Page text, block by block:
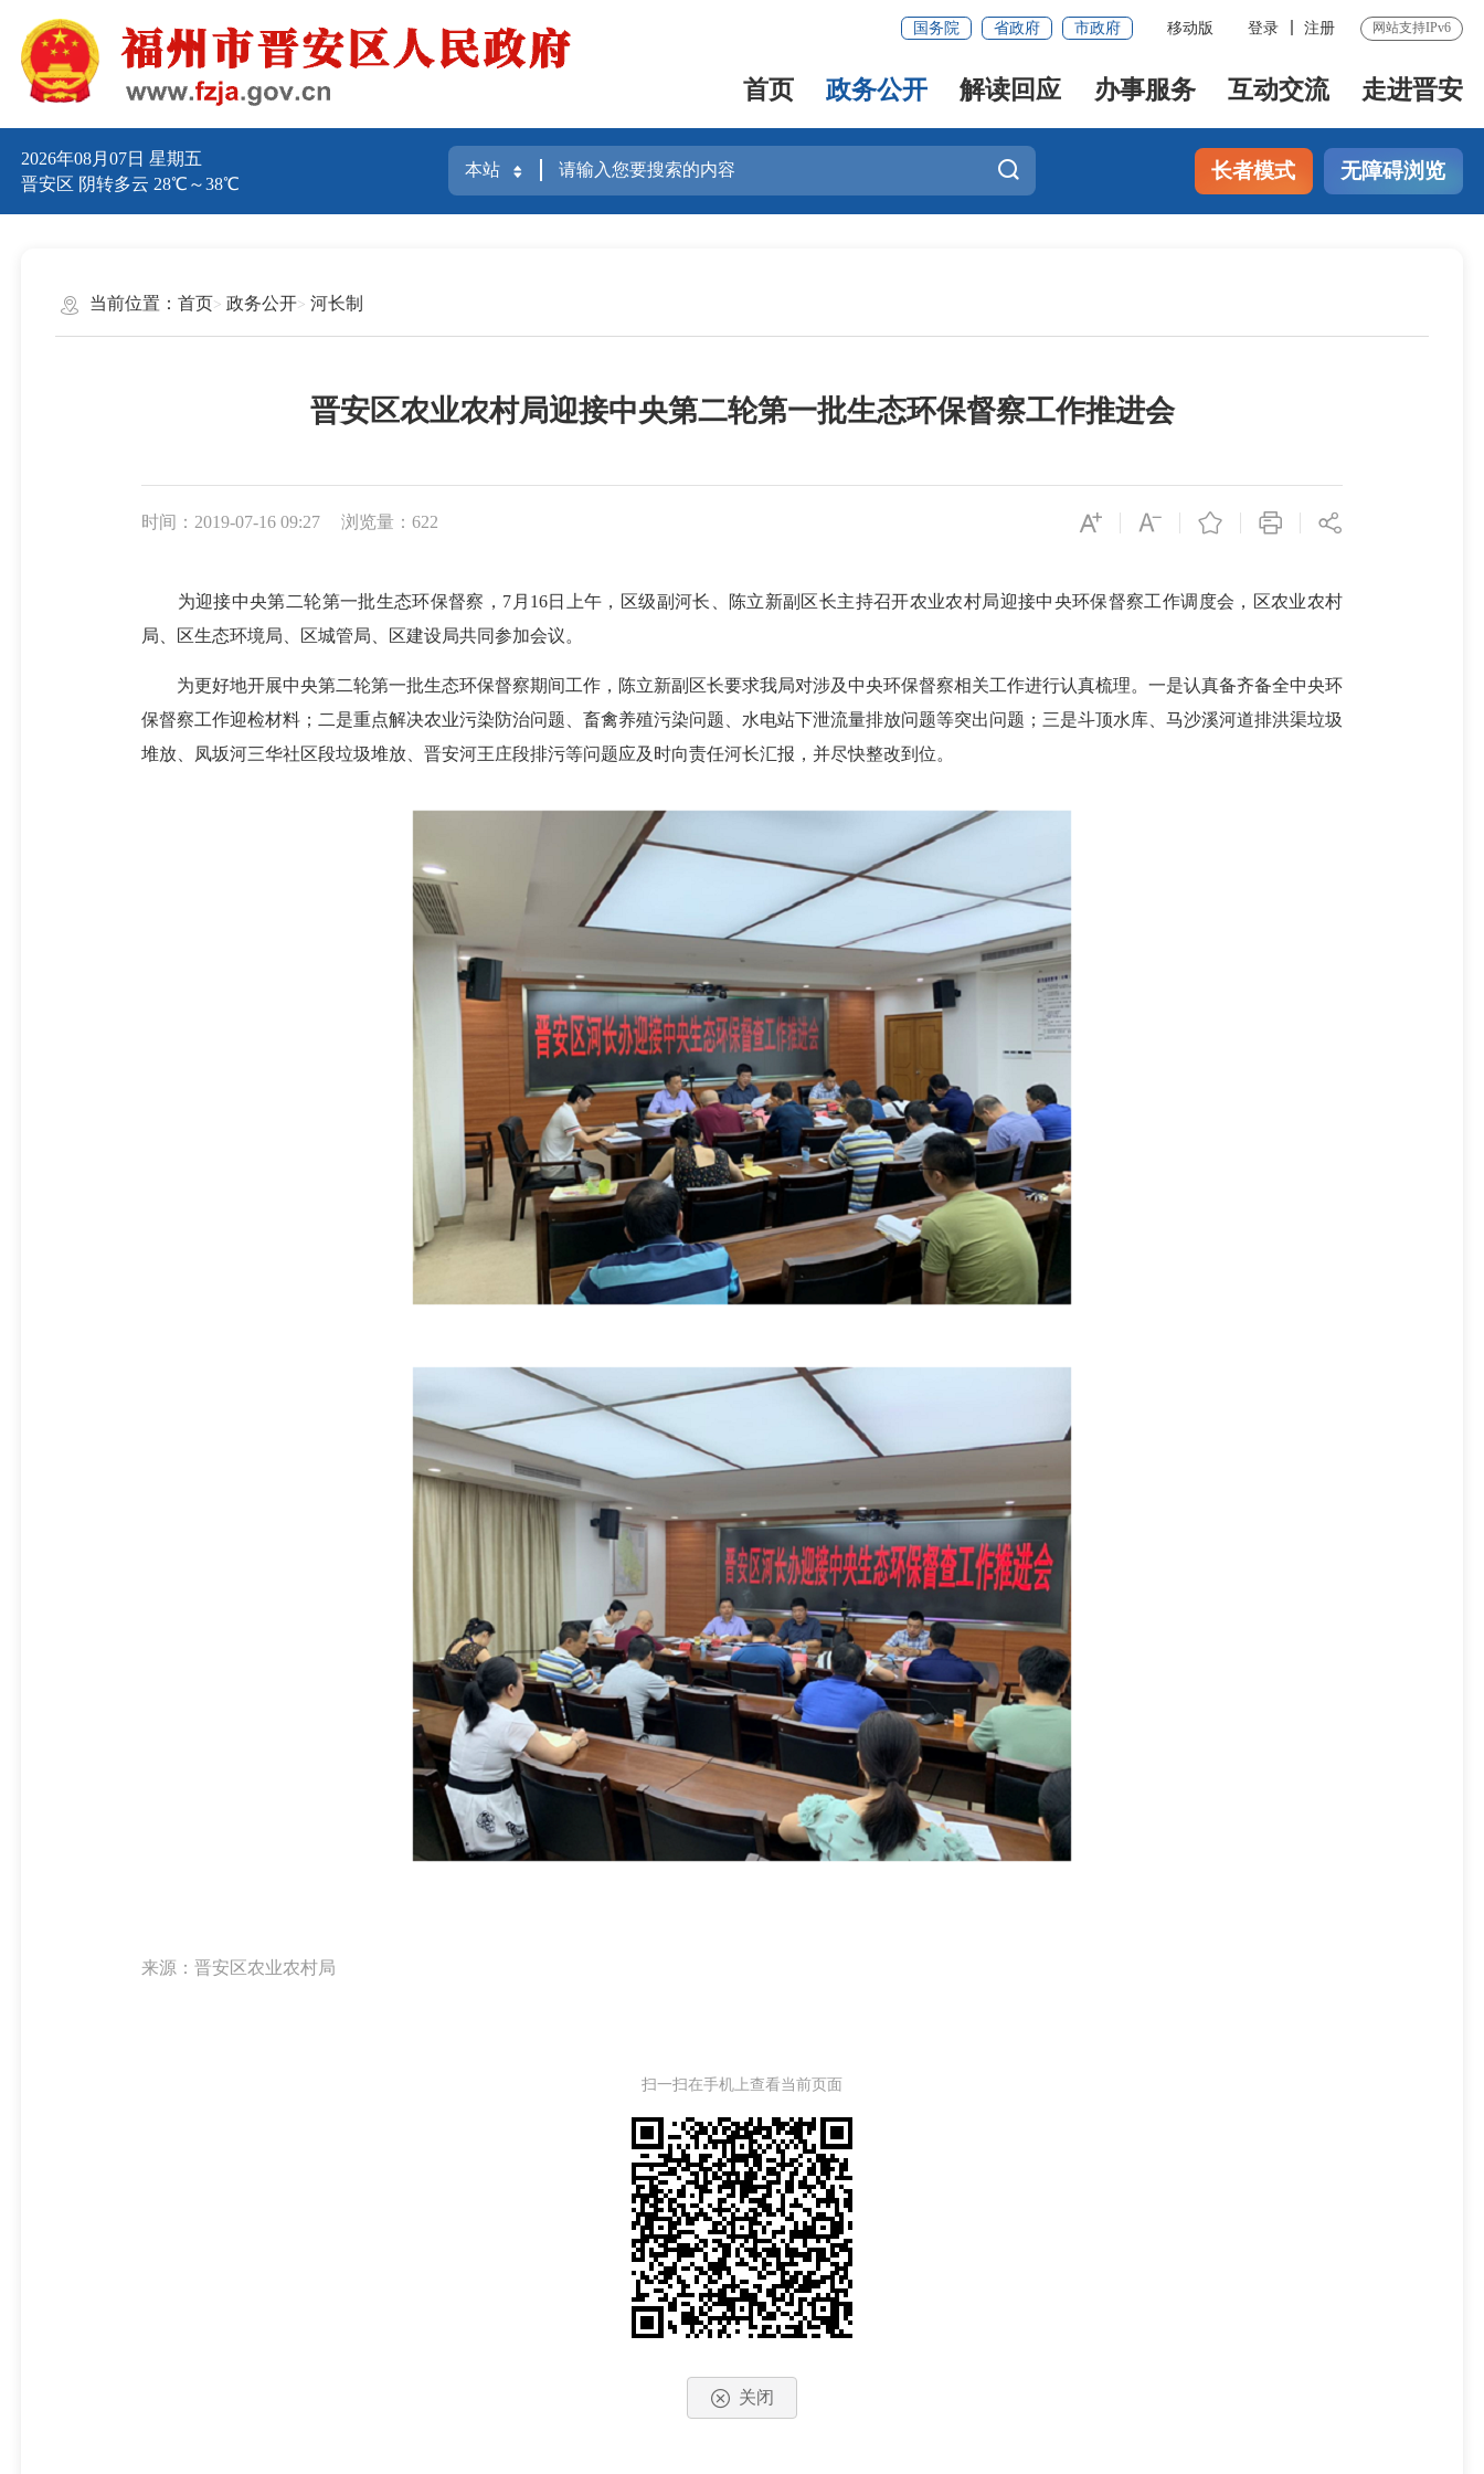
国务院 省政府 市政府 移动版 登录 注册 网站支持IPv6
首页 政务公开 解读回应 办事服务 互动交流 走进晋安
2026年08月07日 星期五
晋安区 阴转多云 28℃～38℃
长者模式 无障碍浏览
当前位置： 首页 政务公开 河长制
晋安区农业农村局迎接中央第二轮第一批生态环保督察工作推进会
时间：2019-07-16 09:27 浏览量：622
为迎接中央第二轮第一批生态环保督察， 7月 16日上午，区级副河长、陈立新副区长主持召开农业农村局迎接中央环保督察工作调度会，区农业农村
局、区生态环境局、区城管局、区建设局共同参加会议。
为更好地开展中央第二轮第一批生态环保督察期间工作，陈立新副区长要求我局对涉及中央环保督察相关工作进行认真梳理。一是认真备齐备全中央环
保督察工作迎检材料；二是重点解决农业污染防治问题、畜禽养殖污染问题、水电站下泄流量排放问题等突出问题；三是斗顶水库、马沙溪河道排洪渠垃圾
堆放、凤坂河三华社区段垃圾堆放、晋安河王庄段排污等问题应及时向责任河长汇报，并尽快整改到位。
来源：晋安区农业农村局
扫一扫在手机上查看当前页面
关闭